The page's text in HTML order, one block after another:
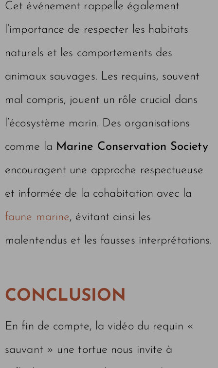
Cet événement rappelle également
l’importance de respecter les habitats
naturels et les comportements des
animaux sauvages. Les requins, souvent
mal compris, jouent un rôle crucial dans
l’écosystème marin. Des organisations
comme la Marine Conservation Society
encouragent une approche respectueuse
et informée de la cohabitation avec la
faune marine, évitant ainsi les
malentendus et les fausses interprétations.
CONCLUSION
En fin de compte, la vidéo du requin «
sauvant » une tortue nous invite à